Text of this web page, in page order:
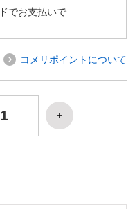
でお支払いで
コメリポイントについて